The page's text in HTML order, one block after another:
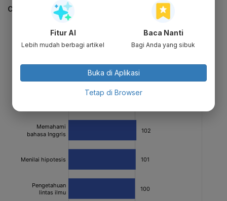
CEK JUGA DATA INI
Fitur AI
Lebih mudah berbagi artikel
Baca Nanti
Bagi Anda yang sibuk
Buka di Aplikasi
Tetap di Browser